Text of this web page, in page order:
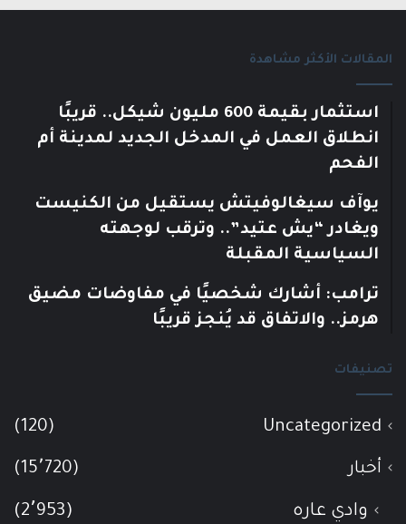
المقالات الأكثر مشاهدة
استثمار بقيمة 600 مليون شيكل.. قريبًا
انطلاق العمل في المدخل الجديد لمدينة أم
الفحم
يوآف سيغالوفيتش يستقيل من الكنيست
ويغادر “يش عتيد”.. وترقب لوجهته
السياسية المقبلة
ترامب: أشارك شخصيًا في مفاوضات مضيق
هرمز.. والاتفاق قد يُنجز قريبًا
تصنيفات
Uncategorized
(120)
أخبار (15٬720)
وادي عاره (2٬953)